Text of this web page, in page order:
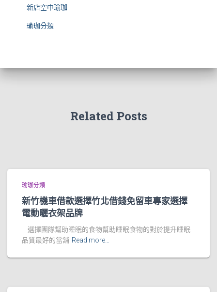
新店空中瑜珈
瑜珈分類
Related Posts
瑜珈分類
新竹機車借款選擇竹北借錢免留車專家選擇
電動曬衣架品牌
選擇團隊幫助睡眠的食物幫助睡眠食物的對於提升睡眠
品質最好的當舖 Read more…